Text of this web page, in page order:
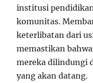
institusi
komunitas.
keterlibatan dari
memastikan
mereka dilindungi
yang akan datang.